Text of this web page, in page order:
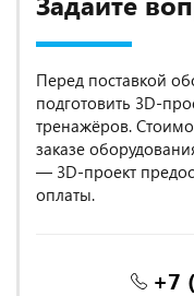
Перед поставкой
подготовить 3D-
тренажёров.
заказе
— 3D-проект
оплаты.
+7